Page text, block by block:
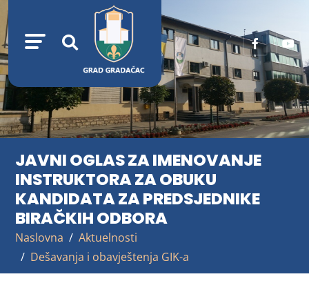
JAVNI OGLAS ZA IMENOVANJE
INSTRUKTORA ZA OBUKU
KANDIDATA ZA PREDSJEDNIKE
BIRAČKIH ODBORA
Naslovna
Aktuelnosti
Dešavanja i obavještenja GIK-a